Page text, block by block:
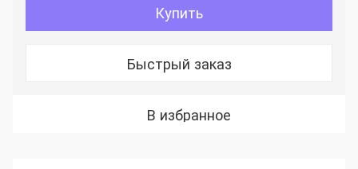
Купить
Быстрый заказ
В избранное